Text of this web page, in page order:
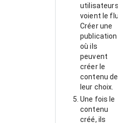
utilisateurs
voient le flux
Créer une
publication
où ils
peuvent
créer le
contenu de
leur choix.
Une fois le
contenu
créé, ils